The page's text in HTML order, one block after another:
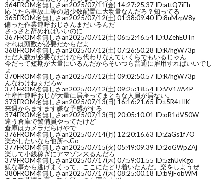
364FROM名無しさan2025/07/11(金) 14:27:25.37 ID:attQ7iFh
応じたら事故上等の超少数配置に大物量なんだろ？知ってる
365FROM名無しさan2025/07/12(土) 01:38:09.40 ID:8uMzpV8y
偏った作業連呼おじさんまだいるんだ
さっさと辞めればいいのに
367FROM名無しさan2025/07/12(土) 06:52:46.54 ID:UZehEUTn
それは頭数が必要だからだよ
368FROM名無しさan2025/07/12(土) 07:26:50.28 ID:R/hgW73p
ただ人数が必要なだけなら代わりなんていくらでもいるじゃん
今だって短期が大量にいるんだからそいつら普通に雇用すればいいでし
ょ
370FROM名無しさan2025/07/12(土) 09:02:50.57 ID:R/hgW73p
んなわけねぇだろw
371FROM名無しさan2025/07/12(土) 09:25:18.54 ID:VV1//A4P
生産性連呼おじが大量に居座ってまともな人員が居ない。
373FROM名無しさan2025/07/13(日) 16:16:21.65 ID:t5R4+IIK
来週からますます嫌な予感がする
374FROM名無しさan2025/07/13(日) 20:05:10.01 ID:oR1dV50W
違う倉庫で警備員やってたけど
倉庫はカメラだらけやで
376FROM名無しさan2025/07/14(月) 12:20:16.63 ID:ZaGs1f7O
楽がしたいなら他所へGo
377FROM名無しさan2025/07/15(火) 05:49:09.39 ID:2oGWpZAj
楽して小銭稼ぎにアマゾン来るんだろ
379FROM名無しさan2025/07/17(木) 07:59:01.55 ID:5zhUvKgo
嫌な事から逃げまくって、ここにたどり着いたんだ。楽をしようぜ
380FROM名無しさan2025/07/17(木) 08:25:00.18 ID:b9jFobWM